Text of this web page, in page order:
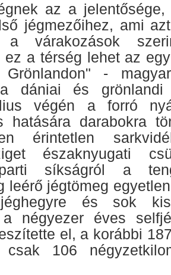
az a jelentősége,
jégmezőihez, ami
várakozások
ez a térség lehet az
Grönlandon" -
dániai és grönlandi
végén a forró
hatására darabokra
érintetlen
északnyugati
síkságról a
leérő jégtömeg
és sok
a négyezer éves
el, a korábbi
106